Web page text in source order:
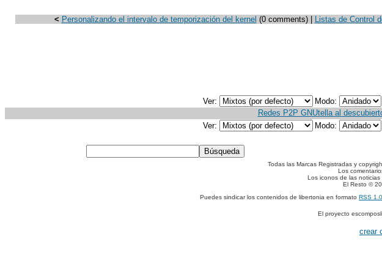
< Personalizando el intervalo de temporización del kernel (0 comments) | Listas de Control
Ver: Modo:
Redes P2P GNUtella al
Ver:
Modo:
Todas las Marcas Registradas y
Los
Los iconos de las
El Resto ©
Puedes sindicar los contenidos de libertonia en formato RSS 1.0
El proyecto
crear